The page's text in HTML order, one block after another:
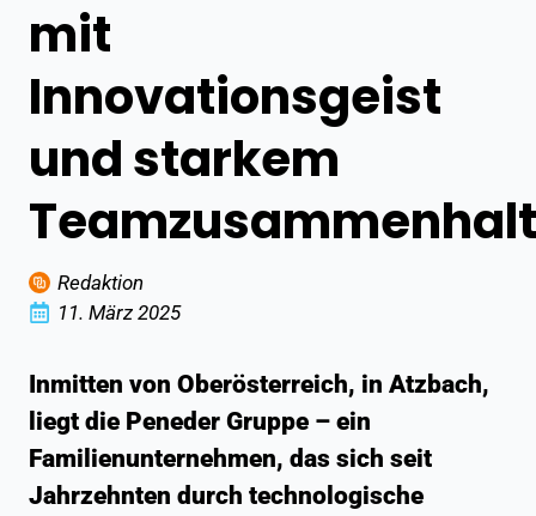
mit
Innovationsgeist
und starkem
Teamzusammenhalt
Redaktion
11. März 2025
Inmitten von Oberösterreich, in Atzbach,
liegt die Peneder Gruppe – ein
Familienunternehmen, das sich seit
Jahrzehnten durch technologische